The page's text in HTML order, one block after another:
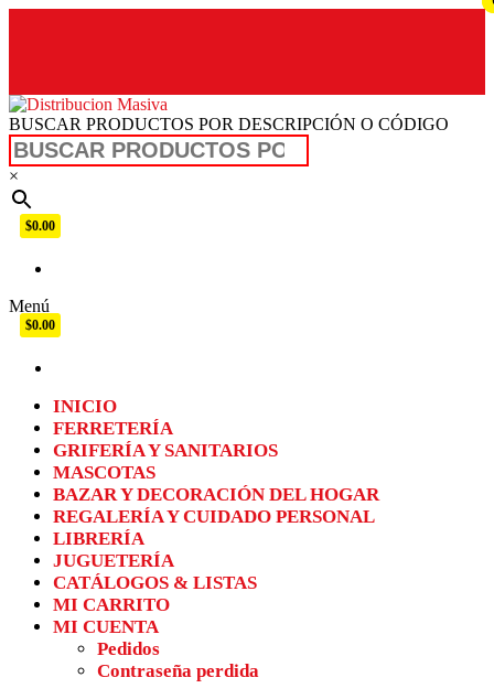
Distribucion Masiva
BUSCAR PRODUCTOS POR DESCRIPCIÓN O CÓDIGO
×
$0.00
Menú
$0.00
INICIO
FERRETERÍA
GRIFERÍA Y SANITARIOS
MASCOTAS
BAZAR Y DECORACIÓN DEL HOGAR
REGALERÍA Y CUIDADO PERSONAL
LIBRERÍA
JUGUETERÍA
CATÁLOGOS & LISTAS
MI CARRITO
MI CUENTA
Pedidos
Contraseña perdida